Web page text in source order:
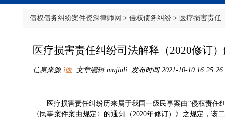
债权债务纠纷案件资深律师网 > 侵权债务纠纷 > 医疗损害责任
医疗损害责任纠纷司法解释（2020修订
信息来源:i医 文章编辑:majiali 发布时间:2021-10-10
医疗损害责任纠纷历来属于我国一级民事案由“侵权责
〈民事案件案由规定〉的通知（2020年修订）》之规定，